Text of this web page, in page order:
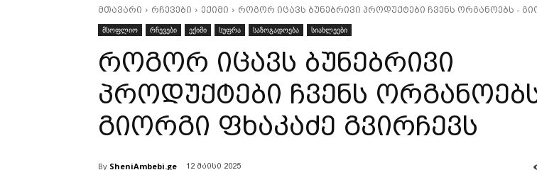
მთავარი რჩევები ექიმი
როგორ იცავს ბუნებრივი პროდუქტები ჩვენს ორგანოებს -
მსოფლიო
რჩევები ექიმი სუფრა საზოგადოება სიახლეები
როგორ იცავს ბუნებრივი
პროდუქტები ჩვენს
გიორგი ფხაკაძე გვირჩევს
By SheniAmbebi.ge 12 მაისი 2025